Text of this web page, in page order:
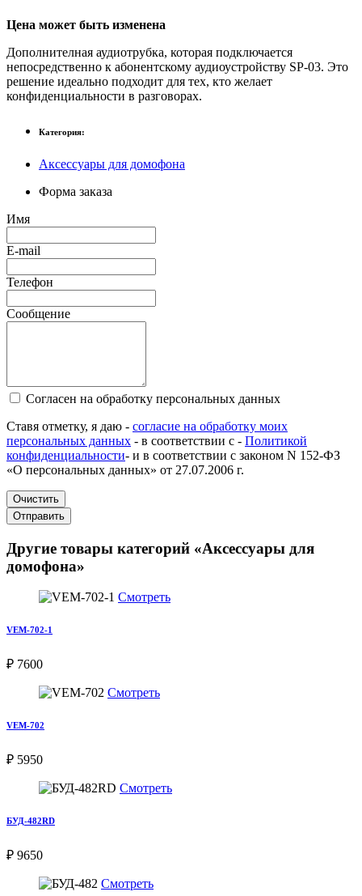
Цена может быть изменена
Дополнителная аудиотрубка, которая подключается
непосредственно к абонентскому аудиоустройству SP-03. Это
решение идеально подходит для тех, кто желает
конфиденциальности в разговорах.
Категория:
Аксессуары для домофона
Форма заказа
Имя
E-mail
Телефон
Сообщение
Согласен на обработку персональных данных
Ставя отметку, я даю - согласие на обработку моих
персональных данных - в соответствии с - Политикой
конфиденциальности- и в соответствии с законом N 152-ФЗ
«О персональных данных» от 27.07.2006 г.
Очистить
Отправить
Другие товары категорий «Аксессуары для
домофона»
Смотреть
VEM-702-1
₽ 7600
Смотреть
VEM-702
₽ 5950
Смотреть
БУД-482RD
₽ 9650
Смотреть